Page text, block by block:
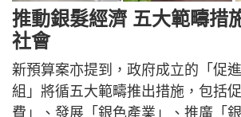
推動銀髮經濟 五大範疇措
社會
新預算案亦提到，政府成立的「促
組」將循五大範疇推出措施，包括
費」、發展「銀色產業」、推廣「